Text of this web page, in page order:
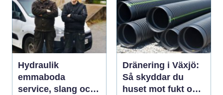
Hydraulik
emmaboda
service, slang och
Dränering i Växjö:
Så skyddar du
huset mot fukt och